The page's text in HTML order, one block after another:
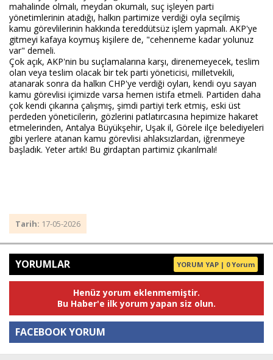
mahalinde olmalı, meydan okumalı, suç işleyen parti
yönetimlerinin atadığı, halkın partimize verdiği oyla seçilmiş
kamu görevlilerinin hakkında tereddütsüz işlem yapmalı. AKP'ye
gitmeyi kafaya koymuş kişilere de, "cehenneme kadar yolunuz
var" demeli.
Çok açık, AKP'nin bu suçlamalarına karşı, direnemeyecek, teslim
olan veya teslim olacak bir tek parti yöneticisi, milletvekili,
atanarak sonra da halkın CHP'ye verdiği oyları, kendi oyu sayan
kamu görevlisi içimizde varsa hemen istifa etmeli. Partiden daha
çok kendi çıkarına çalışmış, şimdi partiyi terk etmiş, eski üst
perdeden yöneticilerin, gözlerini patlatırcasına hepimize hakaret
etmelerinden, Antalya Büyükşehir, Uşak il, Görele ilçe belediyeleri
gibi yerlere atanan kamu görevlisi ahlaksızlardan, iğrenmeye
başladık. Yeter artık! Bu girdaptan partimiz çıkarılmalı!
Tarih: 17-05-2026
YORUMLAR YORUM YAP | 0 Yorum
Henüz yorum eklenmemiştir.
Bu Haber'e ilk yorum yapan siz olun.
FACEBOOK YORUM